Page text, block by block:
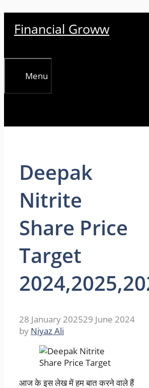
Financial Groww
Menu
Deepak
Nitrite
Share Price
Target
28 January 202529 June 2024
by Niyaz Ali
आज के इस लेख में हम बात करने वाले हैं